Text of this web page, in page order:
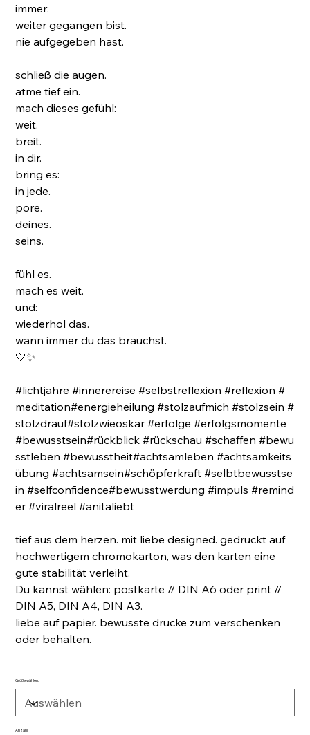
immer:
weiter gegangen bist.
nie aufgegeben hast.
schließ die augen.
atme tief ein.
mach dieses gefühl:
weit.
breit.
in dir.
bring es:
in jede.
pore.
deines.
seins.
fühl es.
mach es weit.
und:
wiederhol das.
wann immer du das brauchst.
🤍✨
#lichtjahre #innerereise #selbstreflexion #reflexion #
meditation#energieheilung #stolzaufmich #stolzsein #
stolzdrauf#stolzwieoskar #erfolge #erfolgsmomente
#bewusstsein#rückblick #rückschau #schaffen #bewu
sstleben #bewusstheit#achtsamleben #achtsamkeits
übung #achtsamsein#schöpferkraft #selbtbewusstse
in #selfconfidence#bewusstwerdung #impuls #remind
er #viralreel #anitaliebt
tief aus dem herzen. mit liebe designed. gedruckt auf
hochwertigem chromokarton, was den karten eine
gute stabilität verleiht.
Du kannst wählen: postkarte // DIN A6 oder print //
DIN A5, DIN A4, DIN A3.
liebe auf papier. bewusste drucke zum verschenken
oder behalten.
Größe wählen:
Anzahl